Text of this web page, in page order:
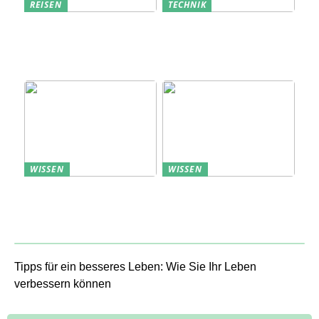
REISEN
TECHNIK
WISSEN
WISSEN
Tipps für ein besseres Leben: Wie Sie Ihr Leben
verbessern können